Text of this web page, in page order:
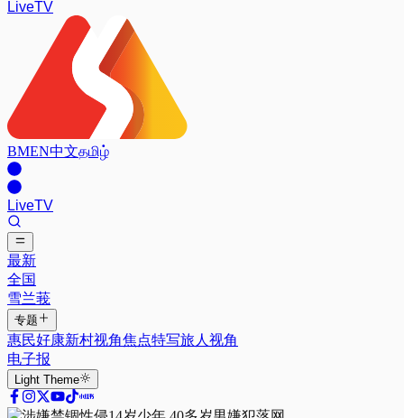
LiveTV
BMEN中文தமிழ்
LiveTV
最新
全国
雪兰莪
专题
惠民好康新村视角焦点特写旅人视角
电子报
Light Theme